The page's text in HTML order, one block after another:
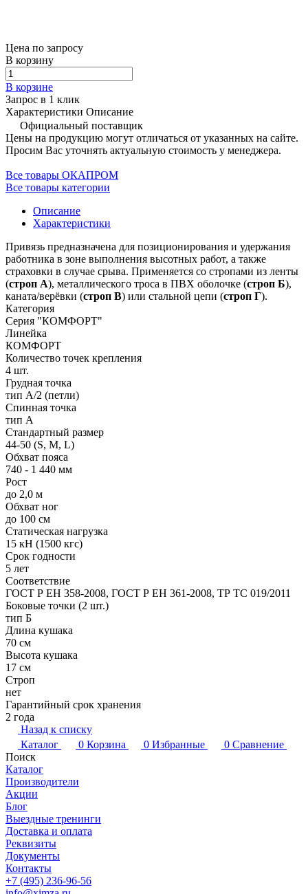
Цена по запросу
В корзину
В корзине
Запрос в 1 клик
Характеристики Описание
Официальный поставщик
Цены на продукцию могут отличаться от указанных на сайте.
Просим Вас уточнять актуальную стоимость у менеджера.
Все товары ОКАПРОМ
Все товары категории
Описание
Характеристики
Привязь предназначена для позиционирования и удержания
работника в зоне выполнения высотных работ, а также
страховки в случае срыва. Применяется со стропами из ленты
(строп А), металлического троса в ПВХ оболочке (строп Б),
каната/верёвки (строп В) или стальной цепи (строп Г).
Категория
Серия "КОМФОРТ"
Линейка
КОМФОРТ
Количество точек крепления
4 шт.
Грудная точка
тип А/2 (петли)
Спинная точка
тип А
Стандартный размер
44-50 (S, M, L)
Обхват пояса
740 - 1 440 мм
Рост
до 2,0 м
Обхват ног
до 100 см
Статическая нагрузка
15 кН (1500 кгс)
Срок годности
5 лет
Соответствие
ГОСТ Р ЕН 358-2008, ГОСТ Р ЕН 361-2008, ТР ТС 019/2011
Боковые точки (2 шт.)
тип Б
Длина кушака
70 см
Высота кушака
17 см
Строп
нет
Гарантийный срок хранения
2 года
Назад к списку
Каталог
0 Корзина 0 Избранные 0 Сравнение
Поиск
Каталог
Производители
Акции
Блог
Выездные тренинги
Доставка и оплата
Реквизиты
Документы
Контакты
+7 (495) 236-96-56